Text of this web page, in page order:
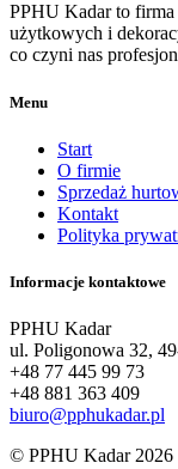
PPHU Kadar to
użytkowych i
co czyni nas
Menu
Start
O firmie
Sprzedaż
Kontakt
Polityka
Informacje kontaktowe
PPHU Kadar
ul. Poligonowa 32,
+48 77 445 99 73
+48 881 363 409
biuro@pphukadar.pl
© PPHU Kadar 2026